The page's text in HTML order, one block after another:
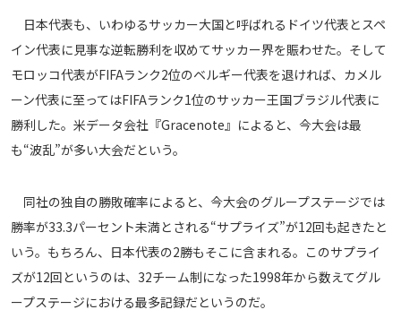
日本代表も、いわゆるサッカー大国と呼ばれるドイツ代表とスペ
イン代表に見事な逆転勝利を収めてサッカー界を賑わせた。そして
モロッコ代表がFIFAランク2位のベルギー代表を退ければ、カメル
ーン代表に至ってはFIFAランク1位のサッカー王国ブラジル代表に
勝利した。米データ会社『Gracenote』によると、今大会は最
も“波乱”が多い大会だという。
同社の独自の勝敗確率によると、今大会のグループステージでは
勝率が33.3パーセント未満とされる“サプライズ”が12回も起きたと
いう。もちろん、日本代表の2勝もそこに含まれる。このサプライ
ズが12回というのは、32チーム制になった1998年から数えてグル
ープステージにおける最多記録だというのだ。